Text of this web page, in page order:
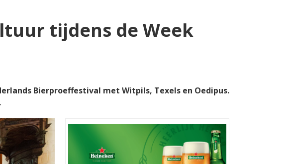
tijdens de Week
Bierproeffestival met Witpils, Texels en Oedipus.